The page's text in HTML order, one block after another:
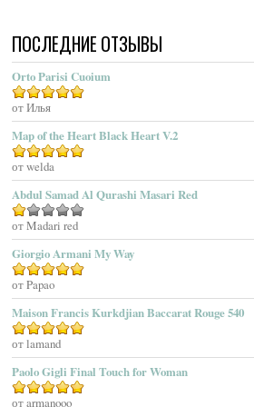
Acqua Di Sardegna
Acqua Di Stresa
Adam Levine
Adamo Parfum
Adidas
Adolfo Dominguez
Adrienne Vittadini
Aedes De Venustas
Aerin Lauder
Aether
Affinessence
Afnan Perfumes
Agatha Ruiz De La Prada
Agatho Parfum
Agent Provocateur
Agnes B
ПОСЛЕДНИЕ ОТЗЫВЫ
Orto Parisi Cuoium
Оценка
от Илья
Map of the Heart Black Heart V.2
Оценка5
от welda
Abdul Samad Al Qurashi Masari Red
Оценка
1
из
5
от Madari red
Giorgio Armani My Way
Оценка5
от Papao
Maison Francis Kurkdjian Baccarat Rouge 540
Оценка5из 5
от lamand
Paolo Gigli Final Touch for Woman
Оценка5из 5
от armanooo